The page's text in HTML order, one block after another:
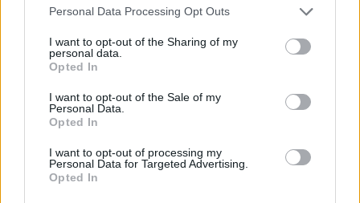
Please note that this website/app uses one or more Google
not limited to your visit or usage behaviour. You may click to
grant or deny consent to Google and its third-party tags to
use your data for below specified purposes in below Google
consent section.
Personal Data Processing Opt Outs
I want to opt-out of the Sharing of my
personal data.
Opted In
I want to opt-out of the Sale of my
Personal Data.
Opted In
I want to opt-out of processing my
Personal Data for Targeted Advertising.
Opted In
Email
A székely bácsi megy az országúton
szekérrel, és lelassít mellette egy sportkocsi